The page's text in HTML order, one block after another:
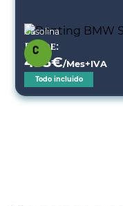
Gasolina
Desde:
493€/Mes+IVA
Todo incluido